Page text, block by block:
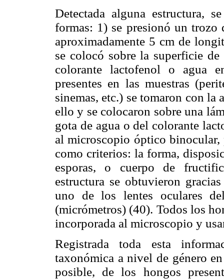
Detectada alguna estructura,
formas: 1) se presionó un trozo
aproximadamente 5 cm de
se colocó sobre la superficie
colorante lactofenol o agua
presentes en las muestras
sinemas, etc.) se tomaron con la
ello y se colocaron sobre una
gota de agua o del colorante
al microscopio óptico
como criterios: la forma,
esporas, o cuerpo de
estructura se obtuvieron
uno de los lentes oculares
(micrómetros) (40). Todos los
incorporada al microscopio y
Registrada toda esta
taxonómica a nivel de género
posible, de los hongos